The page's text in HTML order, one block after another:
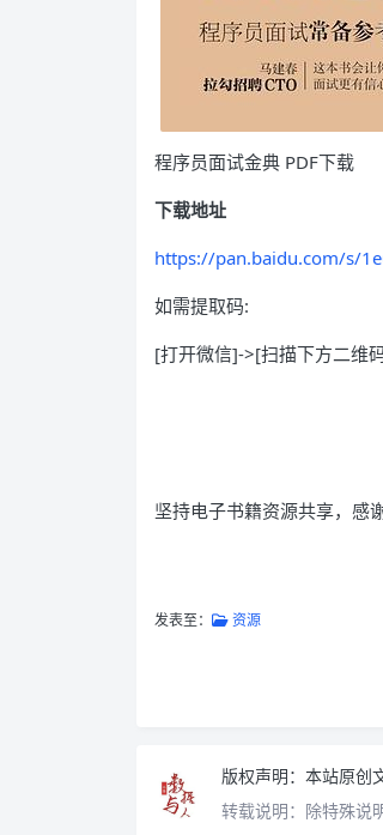
程序员面试金典 PDF下载
下载地址
https://pan.baidu.com/s/
如需提取码:
[打开微信]->[扫描下方二维
坚持电子书籍资源共享，感
发表至： 资源
版权声明： 本站原创
转载说明： 除特殊说